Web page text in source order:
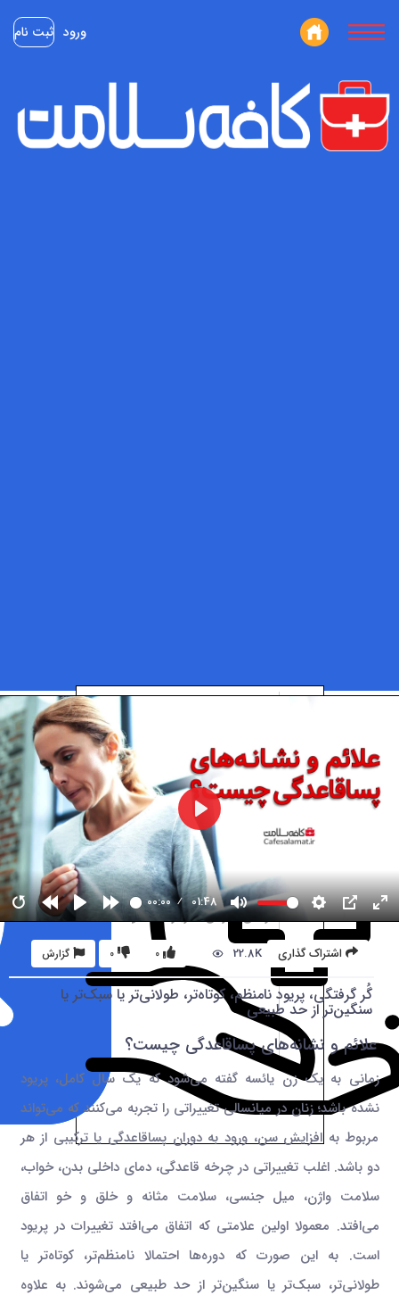
ورود ثبت نام
00:00 01:48
اشتراک گذاری 22.8K گزارش 0 0
گُر گرفتگی، پریود نامنظم، کوتاه‌تر، طولانی‌تر یا سبک‌تر یا
سنگین‌تر از حد طبیعی
علائم و نشانه‌های پساقاعدگی چیست؟
زمانی به یک زن یائسه گفته می‌شود که یک سال کامل، پریود
نشده باشد؛ زنان در میانسالی تغییراتی را تجربه می‌کنند که می‌تواند
مربوط به افزایش سن، ورود به دوران پساقاعدگی یا ترکیبی از هر
دو باشد. اغلب تغییراتی در چرخه قاعدگی، دمای داخلی بدن، خواب،
سلامت واژن، میل جنسی، سلامت مثانه و خلق و خو اتفاق
می‌افتد. معمولا اولین علامتی که اتفاق می‌افتد تغییرات در پریود
است. به این صورت که دوره‌ها احتمالا نامنظم‌تر، کوتاه‌تر یا
طولانی‌تر، سبک‌تر یا سنگین‌تر از حد طبیعی می‌شوند. به علاوه